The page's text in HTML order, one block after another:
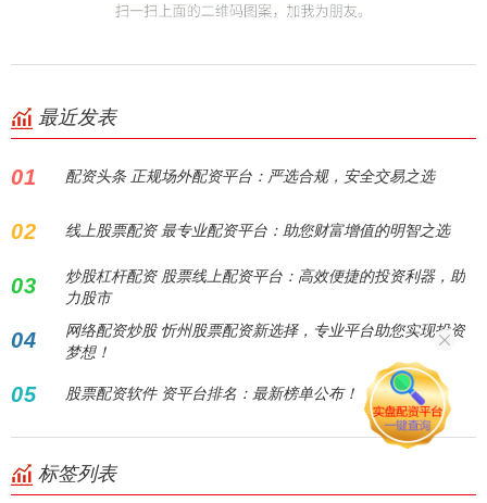
最近发表
01 配资头条 正规场外配资平台：严选合规，安全交易之选
02 线上股票配资 最专业配资平台：助您财富增值的明智之选
03
炒股杠杆配资 股票线上配资平台：高效便捷的投资利器，助
力股市
04
网络配资炒股 忻州股票配资新选择，专业平台助您实现投资
梦想！
05 股票配资软件 资平台排名：最新榜单公布！
标签列表